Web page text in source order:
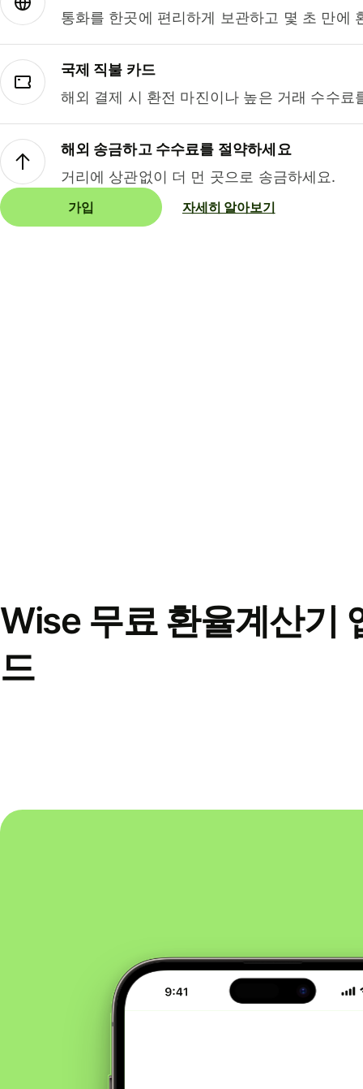
통화를 한곳에 편리하게 보관하고 몇 초 만에
국제 직불 카드
해외 결제 시 환전 마진이나 높은 거래 수수료
해외 송금하고 수수료를 절약하세요
거리에 상관없이 더 먼 곳으로 송금하세요.
가입 자세히 알아보기
Wise 무료 환율계산기
드